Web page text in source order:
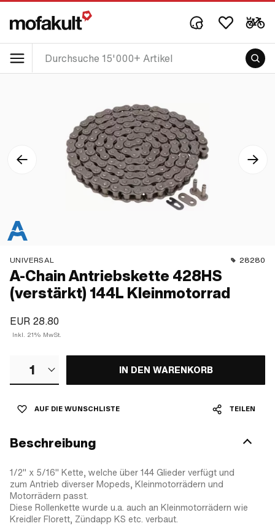
UNIVERSAL 28280
A-Chain Antriebskette 428HS
(verstärkt) 144L Kleinmotorrad
EUR 28.80
Inkl. 21% MwSt.
1 IN DEN WARENKORB
AUF DIE WUNSCHLISTE TEILEN
Beschreibung
1/2" x 5/16" Kette, welche über 144 Glieder verfügt und
zum Antrieb diverser Mopeds, Kleinmotorrädern und
Motorrädern passt.
Diese Rollenkette wurde u.a. auch an Kleinmotorrädern wie
Kreidler Florett, Zündapp KS etc. verbaut.